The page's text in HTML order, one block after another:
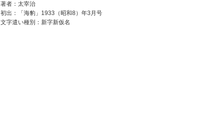
著者：太宰治
初出：「海豹」1933（昭和8）年3月号
文字遣い種別：新字新仮名